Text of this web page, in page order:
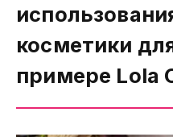
косметики
примере Lola